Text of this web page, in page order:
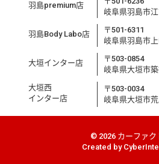
羽島premium店
岐阜県羽島市
羽島Body Labo店
〒501-6311
岐阜県羽島市
大垣インター店
〒503-0854
岐阜県大垣市
大垣西
インター店
〒503-0034
岐阜県大垣市
© 2026 カーファク
Created by